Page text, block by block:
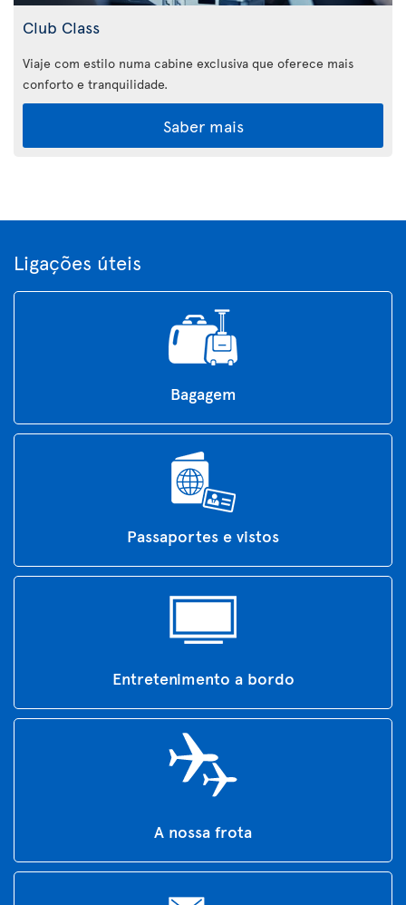
Club Class
Viaje com estilo numa cabine exclusiva que oferece mais
conforto e tranquilidade.
Saber mais
Ligações úteis
Bagagem
Passaportes e vistos
Entretenimento a bordo
A nossa frota